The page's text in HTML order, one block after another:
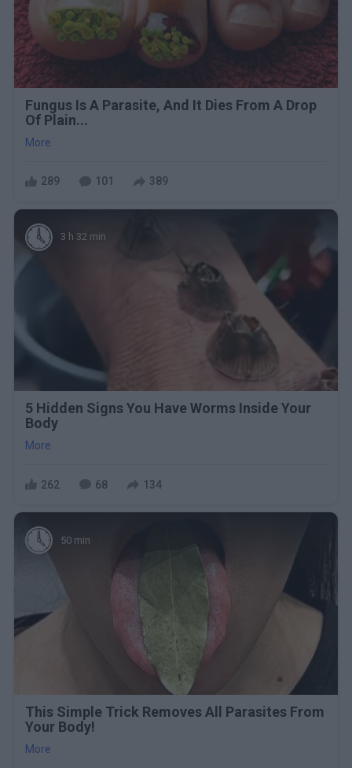
Fungus Is A Parasite, And It Dies From A Drop
Of Plain...
More
289 101 389
3 h 32 min
5 Hidden Signs You Have Worms Inside Your
Body
More
262 68 134
50 min
This Simple Trick Removes All Parasites From
Your Body!
More